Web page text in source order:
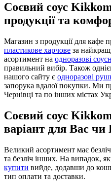
Соєвий соус
продукції та
Магазин з продукції для кафе
пластикове харчове за
асортимент на одноразові
правильний вибір. Також
нашого сайту є одноразові
запорука вдалої покупки. Ми
Чернівці та по інших містах
Соєвий соус
варіант для Вас чи
Великий асортимент має
та безліч інших. На випадок,
купити вийде, додавши до
тип оплати та доставки.